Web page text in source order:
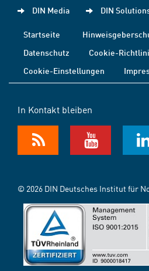
DIN Media DIN
Startseite
Datenschutz
Cookie-
Cookie-Einstellungen
In Kontakt bleiben
© 2026 DIN Deutsches Institut für